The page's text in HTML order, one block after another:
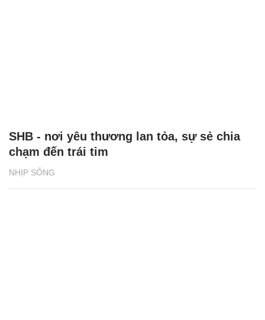
NHỊP SỐNG
SHB - nơi yêu thương lan tỏa, sự sẻ chia
chạm đến trái tim